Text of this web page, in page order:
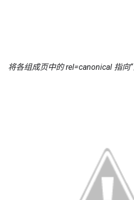
将各组成页中的 rel=canonical 指向